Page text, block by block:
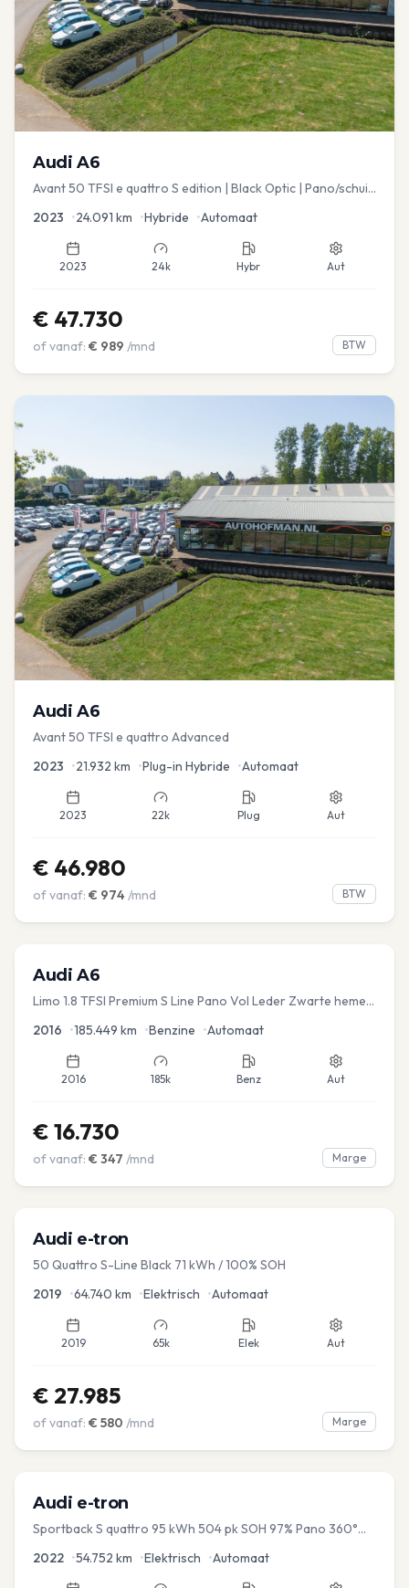
Audi A6
Avant 50 TFSI e quattro S edition | Black Optic | Pano/schuif
2023 •24.091 km •Hybride •Automaat
2023 24k Hybr Aut
€ 47.730
of vanaf: € 989 /mnd BTW
Audi A6
Avant 50 TFSI e quattro Advanced
2023 •21.932 km •Plug-in Hybride •Automaat
2023 22k Plug Aut
€ 46.980
of vanaf: € 974 /mnd BTW
Audi A6
Limo 1.8 TFSI Premium S Line Pano Vol Leder Zwarte hemel
2016 •185.449 km •Benzine •Automaat
2016 185k Benz Aut
€ 16.730
of vanaf: € 347 /mnd Marge
Audi e-tron
50 Quattro S-Line Black 71 kWh / 100% SOH
2019 •64.740 km •Elektrisch •Automaat
2019 65k Elek Aut
€ 27.985
of vanaf: € 580 /mnd Marge
Audi e-tron
Sportback S quattro 95 kWh 504 pk SOH 97% Pano 360°
2022 •54.752 km •Elektrisch •Automaat